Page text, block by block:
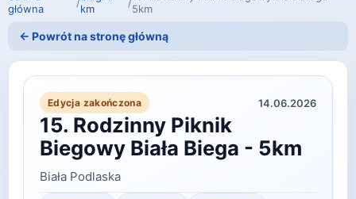
główna
km
5km
← Powrót na stronę główną
Edycja zakończona 14.06.2026
15. Rodzinny Piknik
Biegowy Biała Biega - 5km
Biała Podlaska